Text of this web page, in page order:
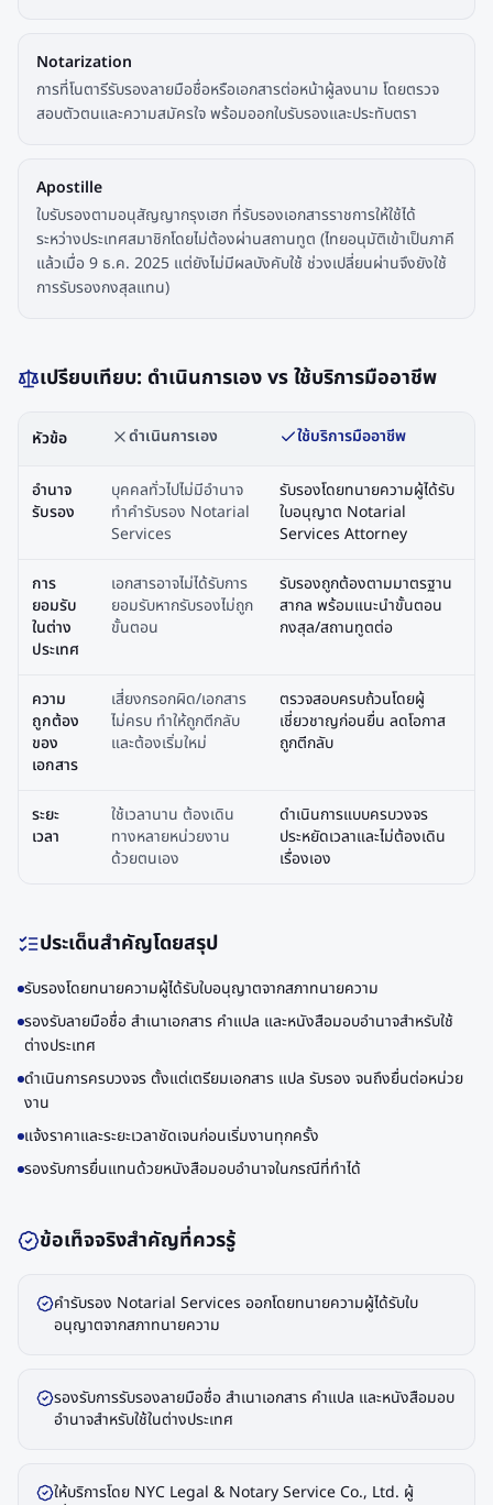
Notarization
การที่โนตารีรับรองลายมือชื่อหรือเอกสารต่อหน้าผู้ลงนาม โดยตรวจ
สอบตัวตนและความสมัครใจ พร้อมออกใบรับรองและประทับตรา
Apostille
ใบรับรองตามอนุสัญญากรุงเฮก ที่รับรองเอกสารราชการให้ใช้ได้
ระหว่างประเทศสมาชิกโดยไม่ต้องผ่านสถานทูต (ไทยอนุมัติเข้าเป็นภาคี
แล้วเมื่อ 9 ธ.ค. 2025 แต่ยังไม่มีผลบังคับใช้ ช่วงเปลี่ยนผ่านจึงยังใช้
การรับรองกงสุลแทน)
เปรียบเทียบ: ดำเนินการเอง vs ใช้บริการมืออาชีพ
หัวข้อ ดำเนินการเอง ใช้บริการมืออาชีพ
อำนาจ
รับรอง
บุคคลทั่วไปไม่มีอำนาจ
ทำคำรับรอง Notarial
Services
รับรองโดยทนายความผู้ได้รับ
ใบอนุญาต Notarial
Services Attorney
การ
ยอมรับ
ในต่าง
ประเทศ
เอกสารอาจไม่ได้รับการ
ยอมรับหากรับรองไม่ถูก
ขั้นตอน
รับรองถูกต้องตามมาตรฐาน
สากล พร้อมแนะนำขั้นตอน
กงสุล/สถานทูตต่อ
ความ
ถูกต้อง
ของ
เอกสาร
เสี่ยงกรอกผิด/เอกสาร
ไม่ครบ ทำให้ถูกตีกลับ
และต้องเริ่มใหม่
ตรวจสอบครบถ้วนโดยผู้
เชี่ยวชาญก่อนยื่น ลดโอกาส
ถูกตีกลับ
ระยะ
เวลา
ใช้เวลานาน ต้องเดิน
ทางหลายหน่วยงาน
ด้วยตนเอง
ดำเนินการแบบครบวงจร
ประหยัดเวลาและไม่ต้องเดิน
เรื่องเอง
ประเด็นสำคัญโดยสรุป
รับรองโดยทนายความผู้ได้รับใบอนุญาตจากสภาทนายความ
รองรับลายมือชื่อ สำเนาเอกสาร คำแปล และหนังสือมอบอำนาจสำหรับใช้
ต่างประเทศ
ดำเนินการครบวงจร ตั้งแต่เตรียมเอกสาร แปล รับรอง จนถึงยื่นต่อหน่วย
งาน
แจ้งราคาและระยะเวลาชัดเจนก่อนเริ่มงานทุกครั้ง
รองรับการยื่นแทนด้วยหนังสือมอบอำนาจในกรณีที่ทำได้
ข้อเท็จจริงสำคัญที่ควรรู้
คำรับรอง Notarial Services ออกโดยทนายความผู้ได้รับใบ
อนุญาตจากสภาทนายความ
รองรับการรับรองลายมือชื่อ สำเนาเอกสาร คำแปล และหนังสือมอบ
อำนาจสำหรับใช้ในต่างประเทศ
ให้บริการโดย NYC Legal & Notary Service Co., Ltd. ผู้